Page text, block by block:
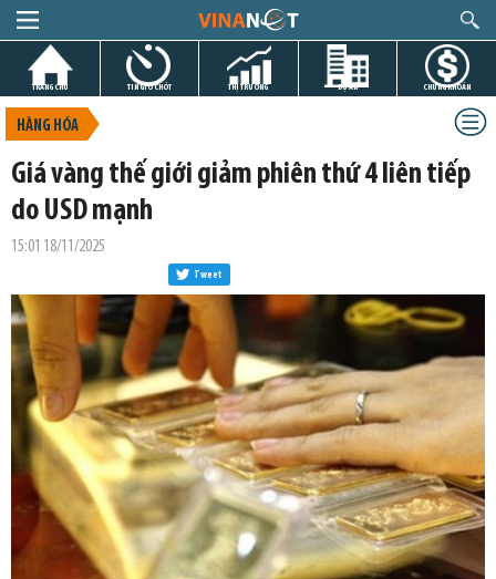
TRANG CHỦ TIN GIỜ CHÓT THỊ TRƯỜNG DỰ ÁN CHỨNG KHOÁN
HÀNG HÓA
Giá vàng thế giới giảm phiên thứ 4 liên tiếp
do USD mạnh
15:01 18/11/2025
Tweet